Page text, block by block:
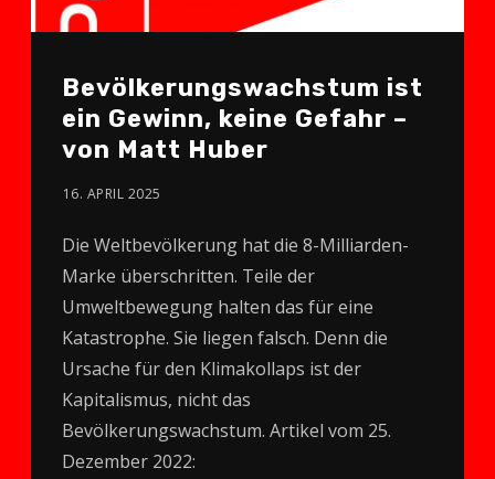
Bevölkerungs­wachstum ist
ein Gewinn, keine Gefahr –
von Matt Huber
16. APRIL 2025
Die Weltbevölkerung hat die 8-Milliarden-
Marke überschritten. Teile der
Umweltbewegung halten das für eine
Katastrophe. Sie liegen falsch. Denn die
Ursache für den Klimakollaps ist der
Kapitalismus, nicht das
Bevölkerungswachstum. Artikel vom 25.
Dezember 2022: